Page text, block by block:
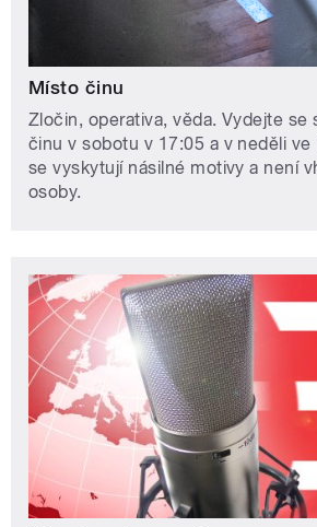
Místo činu
Zločin, operativa, věda. Vydejte se
činu v sobotu v 17:05 a v neděli ve
se vyskytují násilné motivy a není
osoby.